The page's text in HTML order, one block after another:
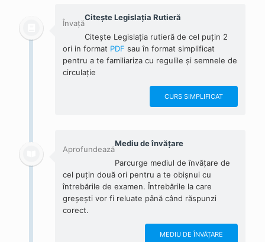
Învață
Citește Legislația Rutieră
Citește Legislația rutieră de cel puțin 2
ori in format PDF sau în format simplificat
pentru a te familiariza cu regulile și semnele de
circulație
CURS SIMPLIFICAT
Aprofundează
Mediu de învățare
Parcurge mediul de învățare de
cel puțin două ori pentru a te obișnui cu
întrebările de examen. Întrebările la care
greșești vor fi reluate până când răspunzi
corect.
MEDIU DE ÎNVĂȚARE